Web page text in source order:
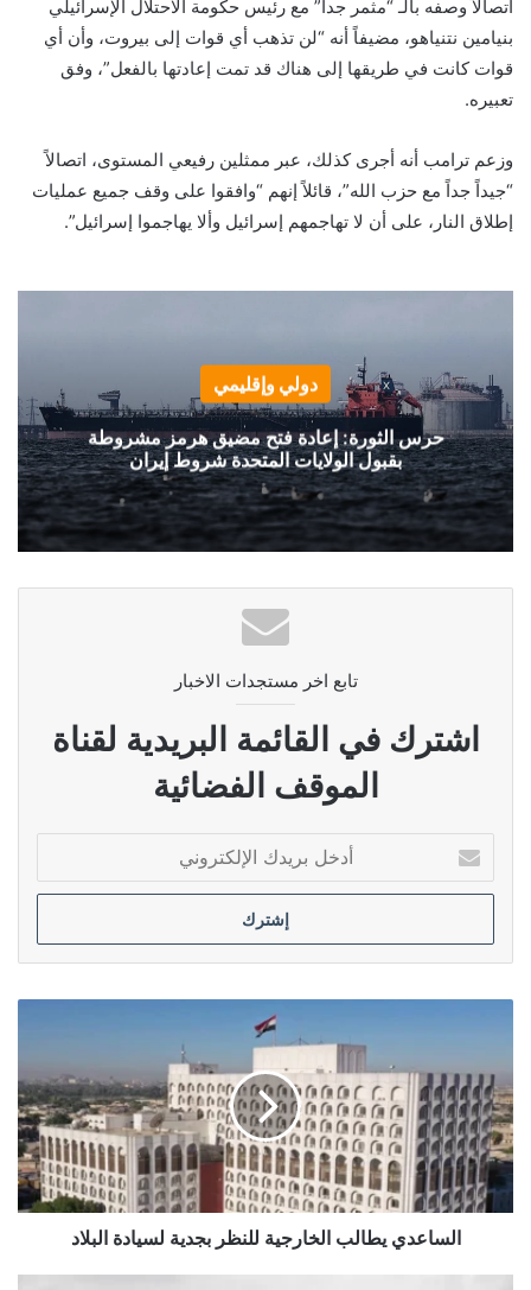
اتصالاً وصفه بالـ “مثمر جداً” مع رئيس حكومة الاحتلال الإسرائيلي
بنيامين نتنياهو، مضيفاً أنه “لن تذهب أي قوات إلى بيروت، وأن أي
قوات كانت في طريقها إلى هناك قد تمت إعادتها بالفعل”، وفق
تعبيره.
وزعم ترامب أنه أجرى كذلك، عبر ممثلين رفيعي المستوى، اتصالاً
“جيداً جداً مع حزب الله”، قائلاً إنهم “وافقوا على وقف جميع عمليات
إطلاق النار، على أن لا تهاجمهم إسرائيل وألا يهاجموا إسرائيل”.
دولي وإقليمي
حرس الثورة: إعادة فتح مضيق هرمز مشروطة
بقبول الولايات المتحدة شروط إيران
تابع اخر مستجدات الاخبار
اشترك في القائمة البريدية لقناة
الموقف الفضائية
بريدك
الإلكتروني
للنظر
بجدية
لسيادة
البلاد
الساعدي يطالب الخارجية للنظر بجدية لسيادة البلاد